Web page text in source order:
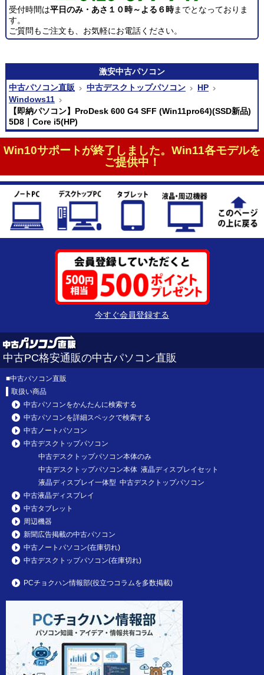
受付時間は平日のみ・あさ１０時～よる６時までとなっておりま
す。
ご質問もご注文も、お気軽にお電話ください。
激安中古パソコン
中古パソコン直販
中古デスクトップパソコン
HP
Windows11
【即納パソコン】ProDesk 600 G4 SFF (Win11pro64)(SSD新品)
5D8｜Core i5(HP)
Win10サポートが終了しました。Win11各モデルを
ご提供中！
今すぐ会員登録する
中古PC格安通販の中古パソコン直販
■中古パソコン直販
取扱い商品
中古パソコンをかんたんに検索する
中古パソコンを詳細スペックで検索する
中古ノートパソコン
中古デスクトップパソコン
中古デスクトップパソコン本体のみ
中古デスクトップパソコン本体 液晶ディスプレイセット
液晶ディスプレイ一体型 中古デスクトップパソコン
中古液晶ディスプレイ
中古タブレット
周辺機器
新聞広告掲載の中古パソコン
中古ノートパソコン(在庫切れ)
中古デスクトップパソコン(在庫切れ)
PCチョクハン情報部(役立つコラムを多数掲載)